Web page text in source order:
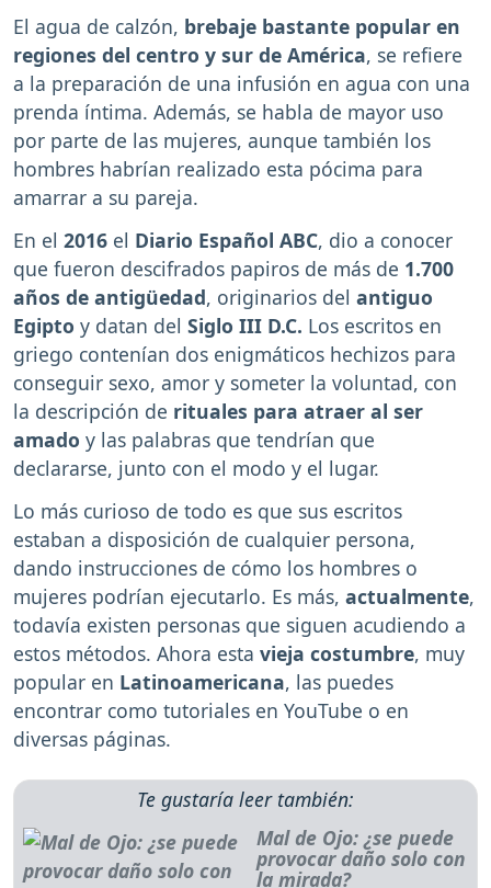
El agua de calzón, brebaje bastante popular en
regiones del centro y sur de América, se refiere
a la preparación de una infusión en agua con una
prenda íntima. Además, se habla de mayor uso
por parte de las mujeres, aunque también los
hombres habrían realizado esta pócima para
amarrar a su pareja.
En el 2016 el Diario Español ABC, dio a conocer
que fueron descifrados papiros de más de 1.700
años de antigüedad, originarios del antiguo
Egipto y datan del Siglo III D.C. Los escritos en
griego contenían dos enigmáticos hechizos para
conseguir sexo, amor y someter la voluntad, con
la descripción de rituales para atraer al ser
amado y las palabras que tendrían que
declararse, junto con el modo y el lugar.
Lo más curioso de todo es que sus escritos
estaban a disposición de cualquier persona,
dando instrucciones de cómo los hombres o
mujeres podrían ejecutarlo. Es más, actualmente,
todavía existen personas que siguen acudiendo a
estos métodos. Ahora esta vieja costumbre, muy
popular en Latinoamericana, las puedes
encontrar como tutoriales en YouTube o en
diversas páginas.
Te gustaría leer también:
Mal de Ojo: ¿se puede
provocar daño solo con
la mirada?